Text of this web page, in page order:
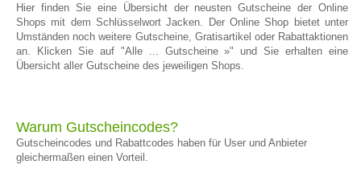
Hier finden Sie eine Übersicht der neusten Gutscheine der Online
Shops mit dem Schlüsselwort Jacken. Der Online Shop bietet unter
Umständen noch weitere Gutscheine, Gratisartikel oder Rabattaktionen
an. Klicken Sie auf "Alle ... Gutscheine »" und Sie erhalten eine
Übersicht aller Gutscheine des jeweiligen Shops.
Warum Gutscheincodes?
Gutscheincodes und Rabattcodes haben für User und Anbieter
gleichermaßen einen Vorteil.